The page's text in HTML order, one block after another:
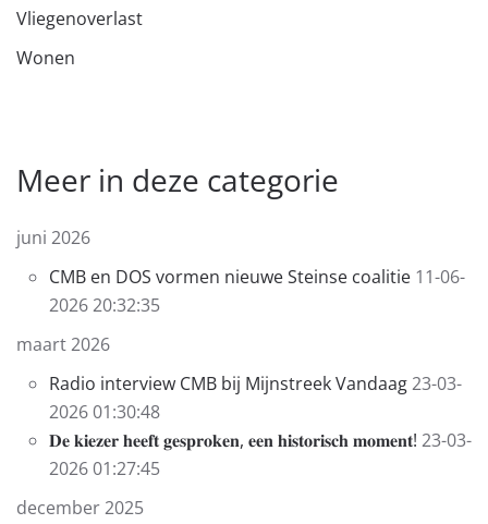
Vliegenoverlast
Wonen
Meer in deze categorie
juni 2026
CMB en DOS vormen nieuwe Steinse coalitie 11-06-
2026 20:32:35
maart 2026
Radio interview CMB bij Mijnstreek Vandaag23-03-
2026 01:30:48
𝐃𝐞 𝐤𝐢𝐞𝐳𝐞𝐫 𝐡𝐞𝐞𝐟𝐭 𝐠𝐞𝐬𝐩𝐫𝐨𝐤𝐞𝐧, 𝐞𝐞𝐧 𝐡𝐢𝐬𝐭𝐨𝐫𝐢𝐬𝐜𝐡 𝐦𝐨𝐦𝐞𝐧𝐭! 23-03-
2026 01:27:45
december 2025